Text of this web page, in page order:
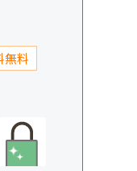
無料